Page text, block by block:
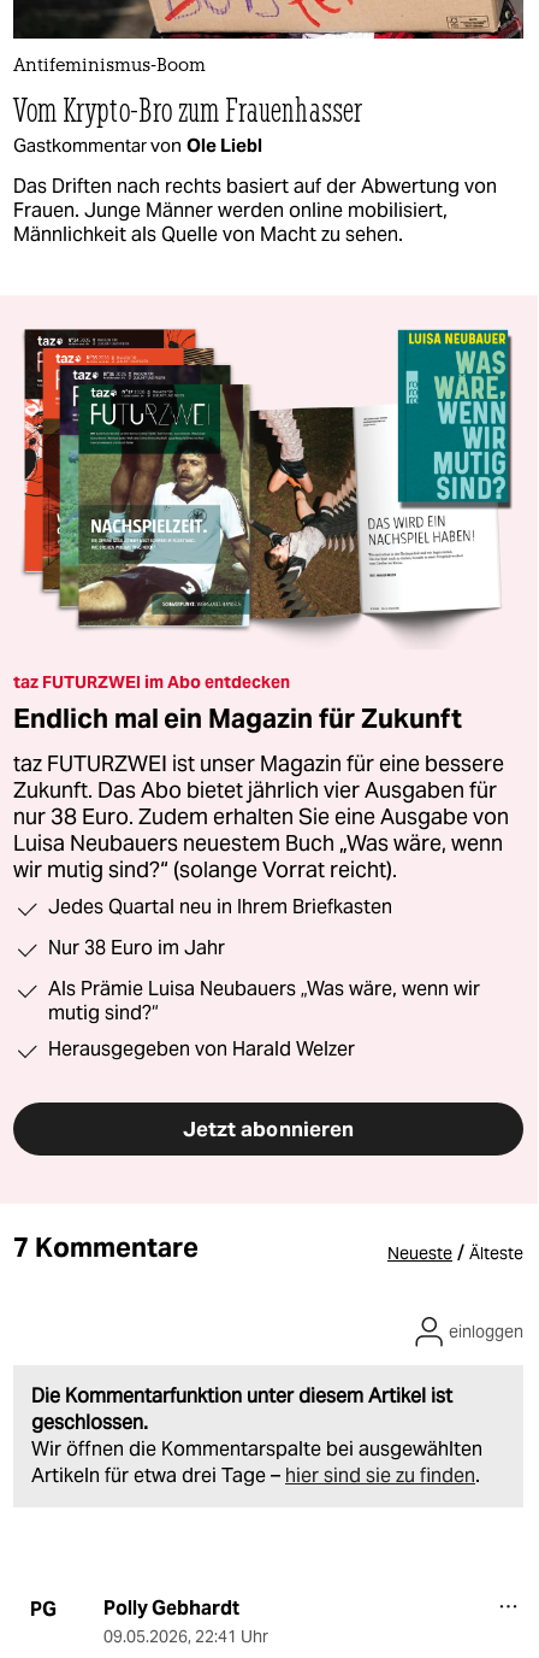
Antifeminismus-Boom
Vom Krypto-Bro zum Frauenhasser
Gastkommentar von Ole Liebl
Das Driften nach rechts basiert auf der Abwertung von
Frauen. Junge Männer werden online mobilisiert,
Männlichkeit als Quelle von Macht zu sehen.
taz FUTURZWEI im Abo entdecken
Endlich mal ein Magazin für Zukunft
taz FUTURZWEI ist unser Magazin für eine bessere
Zukunft. Das Abo bietet jährlich vier Ausgaben für
nur 38 Euro. Zudem erhalten Sie eine Ausgabe von
Luisa Neubauers neuestem Buch „Was wäre, wenn
wir mutig sind?“ (solange Vorrat reicht).
Jedes Quartal neu in Ihrem Briefkasten
Nur 38 Euro im Jahr
Als Prämie Luisa Neubauers „Was wäre, wenn wir
mutig sind?“
Herausgegeben von Harald Welzer
Jetzt abonnieren
7 Kommentare Neueste / Älteste
Die Kommentarfunktion unter diesem Artikel ist
geschlossen.
Wir öffnen die Kommentarspalte bei ausgewählten
Artikeln für etwa drei Tage – hier sind sie zu finden.
einloggen
PG Polly Gebhardt
09.05.2026, 22:41 Uhr